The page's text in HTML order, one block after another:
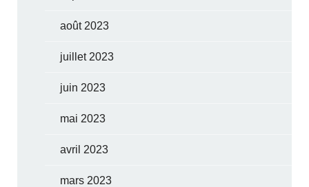
août 2023
juillet 2023
juin 2023
mai 2023
avril 2023
mars 2023